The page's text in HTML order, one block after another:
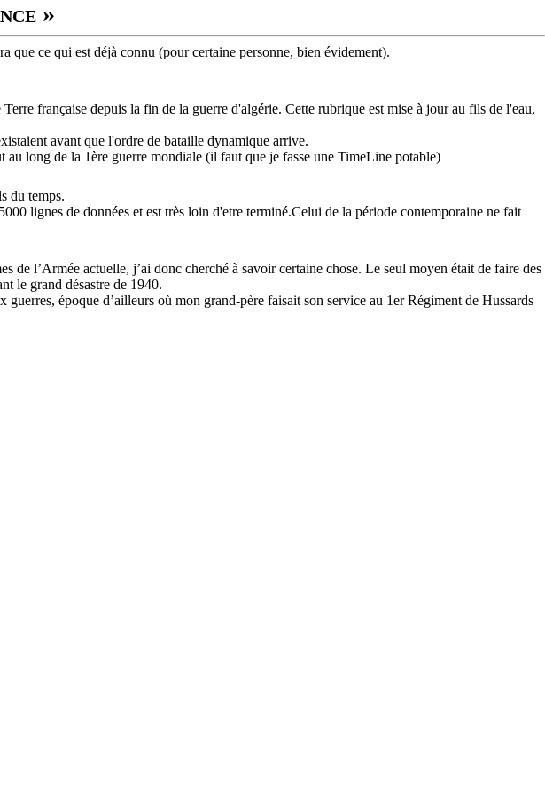
»
que ce qui est déjà connu (pour certaine personne, bien évidement).
française depuis la fin de la guerre d'algérie. Cette rubrique est mise à jour au fils de l'eau,
avant que l'ordre de bataille dynamique arrive.
long de la 1ère guerre mondiale (il faut que je fasse une TimeLine potable)
du temps.
lignes de données et est très loin d'etre terminé.Celui de la période contemporaine ne fait
de l’Armée actuelle, j’ai donc cherché à savoir certaine chose. Le seul moyen était de faire des
le grand désastre de 1940.
guerres, époque d’ailleurs où mon grand-père faisait son service au 1er Régiment de Hussards